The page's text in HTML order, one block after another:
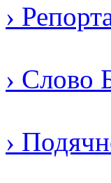
›
› Слово
›